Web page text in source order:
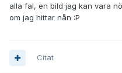
alla fal, en bild jag kan vara
om jag hittar nån :P
Citat